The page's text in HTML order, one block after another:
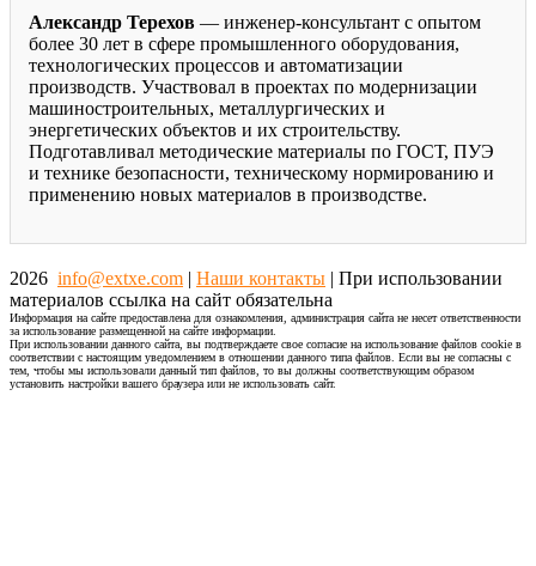
Александр Терехов — инженер-консультант с опытом
более 30 лет в сфере промышленного оборудования,
технологических процессов и автоматизации
производств. Участвовал в проектах по модернизации
машиностроительных, металлургических и
энергетических объектов и их строительству.
Подготавливал методические материалы по ГОСТ, ПУЭ
и технике безопасности, техническому нормированию и
применению новых материалов в производстве.
2026 info@extxe.com | Наши контакты | При использовании
материалов ссылка на сайт обязательна
Информация на сайте предоставлена для ознакомления, администрация сайта не несет ответственности
за использование размещенной на сайте информации.
При использовании данного сайта, вы подтверждаете свое согласие на использование файлов cookie в
соответствии с настоящим уведомлением в отношении данного типа файлов. Если вы не согласны с
тем, чтобы мы использовали данный тип файлов, то вы должны соответствующим образом
установить настройки вашего браузера или не использовать сайт.